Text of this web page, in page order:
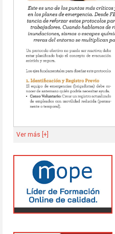
Ver más [+]